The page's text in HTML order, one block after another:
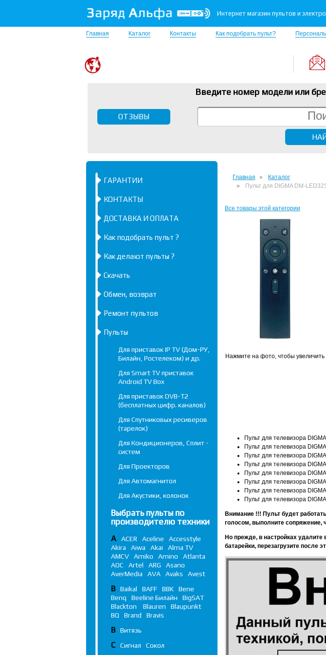
Интернет магазин пультов и
Главная Каталог Контакты Как подобрать пульт?
Введите номер модели или
ОТЗЫВЫ
Главная
Каталог
Пульт для DIGMA DM-
Все товары этой категории
Нажмите на фото, чтобы увеличить
Пульт для телевизора
Пульт для телевизора
Пульт для телевизора
Пульт для телевизора
Пульт для телевизора
Пульт для телевизора
Пульт для телевизора
Пульт для телевизора
Внимание !!! Пульт будет
голосом, выполните сопряжение,
Но прежде, в настройках удалите
батарейки, перезагрузите после
ГАРАНТИИ
КОНТАКТЫ
ДОСТАВКА И ОПЛАТА
Как подобрать пульт ?
Как делают пульты ?
Скачать
Обмен, возврат
Ремонт пультов
Пульты
Для приставок IP TV (Дом-РУ,
Билайн, Ростелеком) и др.
Для Smart TV приставок
Android TV Box
Для приставок DVB-T2
(бесплатных цифр. каналов)
Для Спутниковых ресиверов
(тарелок)
Для Кондиционеров, Сплит -
систем
Для Проекторов
Для Автомагнитол
Для Акустики, колонок
Выбрать пульты по
производителю техники
A ACER Aceline
Accesstyle
Akira
Aiwa Akai
Alma TV
AMCV
Amiko Amino
Atlanta
AOC
Artel ARG
Asano
AverMedia
AVA Avaks Avest
B Baikal BAFF BBK
Bene
Benq
Beeline Билайн
BigSAT
Blackton
Blauren
Blaupunkt
BQ
Brand Bravis
В Витязь
С Сигнал Сокол